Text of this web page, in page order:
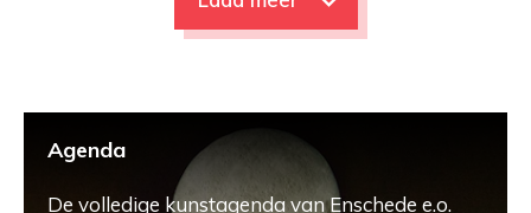
Agenda
De volledige kunstagenda van Enschede e.o.